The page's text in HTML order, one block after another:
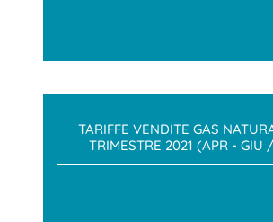
TARIFFE VENDITE GAS
TRIMESTRE 2021 (APR - GIU